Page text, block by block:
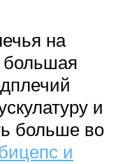
на
большая
и
больше во
и